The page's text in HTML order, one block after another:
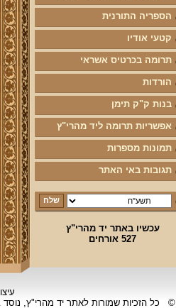
הספריה התורנית
קטעי אודיו
תרומה בכרטיס אשראי
הורדות
בנות ק"ק תימן
אפשריות תרומה ליד מהרי"ץ
תמונות מספרות
תגובות באי האתר
עכשיו באתר יד מהרי"ץ
527 אורחים
©
כל הזכיות שמורות לאתר יד מהרי"ץ,